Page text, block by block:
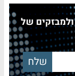
של